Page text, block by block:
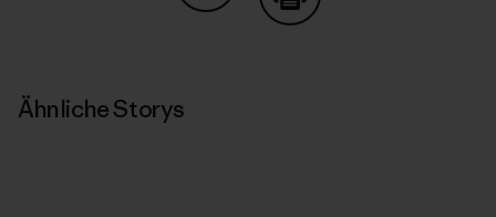
Auf Copy Link teilen
Ähnliche Storys